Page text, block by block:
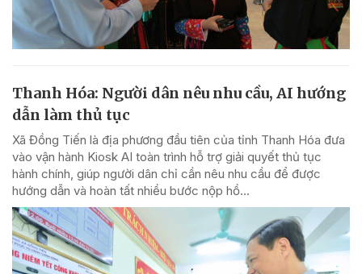
Thanh Hóa: Người dân nêu nhu cầu, AI hướng
dẫn làm thủ tục
Xã Đồng Tiến là địa phương đầu tiên của tỉnh Thanh Hóa đưa
vào vận hành Kiosk AI toàn trình hỗ trợ giải quyết thủ tục
hành chính, giúp người dân chỉ cần nêu nhu cầu để được
hướng dẫn và hoàn tất nhiều bước nộp hồ...